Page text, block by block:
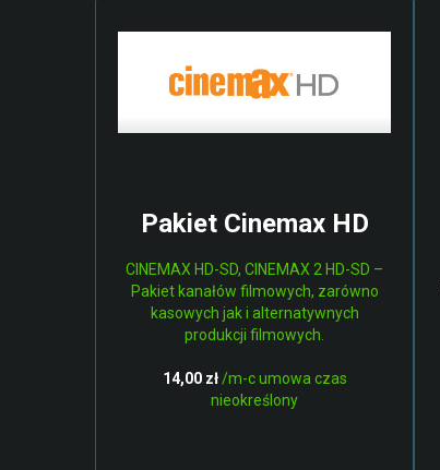
Pakiet Cinemax HD
CINEMAX HD-SD, CINEMAX 2 HD-SD –
Pakiet kanałów filmowych, zarówno
kasowych jak i alternatywnych
produkcji filmowych.
14,00 zł/m-c umowa czas
nieokreślony